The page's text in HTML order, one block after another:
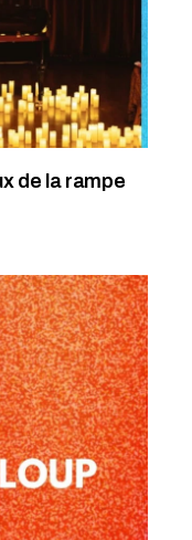
de la rampe